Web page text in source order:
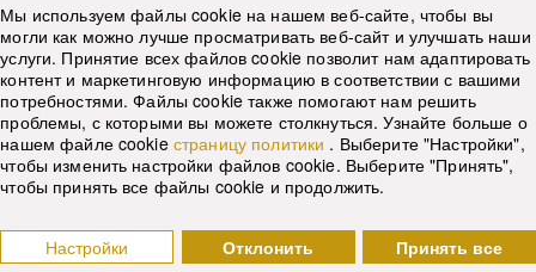
Мы используем файлы cookie на нашем веб-сайте, чтобы вы
могли как можно лучше просматривать веб-сайт и улучшать наши
услуги. Принятие всех файлов cookie позволит нам адаптировать
контент и маркетинговую информацию в соответствии с вашими
потребностями. Файлы cookie также помогают нам решить
проблемы, с которыми вы можете столкнуться. Узнайте больше о
нашем файле cookie страницу политики . Выберите "Настройки",
чтобы изменить настройки файлов cookie. Выберите "Принять",
чтобы принять все файлы cookie и продолжить.
Настройки Отклонить Принять все
Показать карту
Live webcamera
Web by WebCreators.sk|Webhosting HostCreators